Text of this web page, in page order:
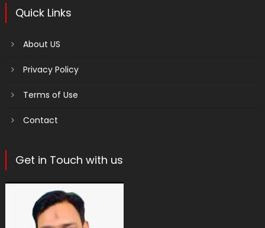
Quick Links
About US
Privacy Policy
Terms of Use
Contact
Get in Touch with us